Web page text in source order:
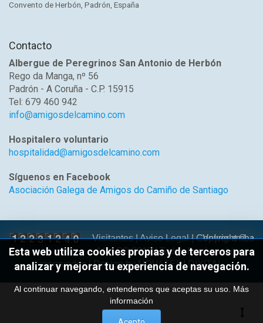
Convento de Herbón, Padrón, España
Contacto
Albergue de Peregrinos San Antonio de Herbón
Rego da Manga, nº 56
Padrón - A Coruña - C.P. 15915
Tel: 679 460 942
info@amigosdelcamino.com
Hospitalero voluntario
hospitalidad@amigosdelcamino.com
Síguenos en Facebook
Asociación Galega de Amigos do Camiño de Santiago
Volver arriba
Visitantes |Aviso Legal| Copyright ©
AGACS 2017 | Todos los derechos
reservados | Design byNOVATEDI DIXITAL
Esta web utiliza cookies propias y de terceros para
analizar y mejorar tu experiencia de navegación.
Al continuar navegando, entendemos que aceptas su uso. Más
información